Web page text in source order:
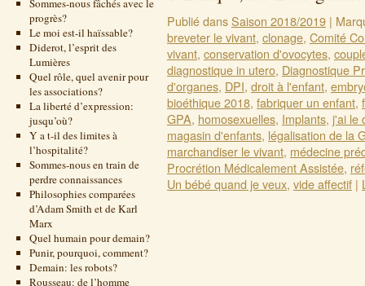
Sommes-nous fâchés avec le
progrès?
Le moi est-il haïssable?
Diderot, l’esprit des
Lumières
Quel rôle, quel avenir pour
les associations?
La liberté d’expression:
jusqu’où?
Y a t-il des limites à
l’hospitalité?
Sommes-nous en train de
perdre connaissances
Philosophies comparées
d’Adam Smith et de Karl
Marx
Quel humain pour demain?
Punir, pourquoi, comment?
Demain: les robots?
Rousseau: de l’homme
Publié dansSaison 2018/2019 |
breveter le vivant, clonage, Comité
vivant, conservation d'ovocytes,
diagnostique in utero, Diagnostique
d'organes, DPI, droit à l'enfant,
bioéthique 2018, fabriquer un enfant,
GPA, homosexuelles, Implants, j'ai le
magasin d'enfants, légalisation de la
marchandiser le vivant, médecine
Procrétion Médicalement Assistée,
Un bébé quand je veux, vide affectif |